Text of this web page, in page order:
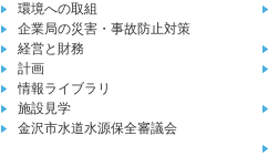
環境への取組
企業局の災害・事故防止対策
経営と財務
計画
情報ライブラリ
施設見学
金沢市水道水源保全審議会